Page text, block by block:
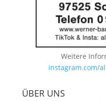
Weitere
instagram.com/
ÜBER UNS